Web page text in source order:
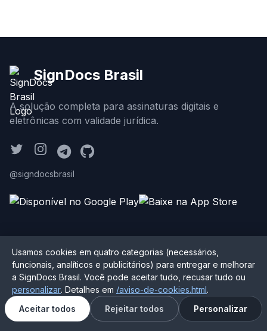
SignDocs Brasil
A solução completa para assinaturas digitais e
eletrônicas com validade jurídica.
@signdocsbrasil
Recursos
Planos e Preços
API
Usamos cookies em quatro categorias (necessários,
funcionais, analíticos e publicitários) para entregar e melhorar
a SignDocs Brasil. Você pode aceitar tudo, recusar tudo ou
personalizar. Detalhes em /aviso-de-cookies.html.
Aceitar todos
Rejeitar todos Personalizar